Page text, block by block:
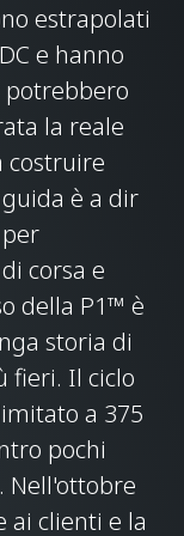
(3,075lb)
estrapolati
e hanno
potrebbero
la reale
costruire
è a dir
corsa e
della P1™ è
storia di
fieri. Il ciclo
a 375
pochi
Nell'ottobre
ai clienti e la